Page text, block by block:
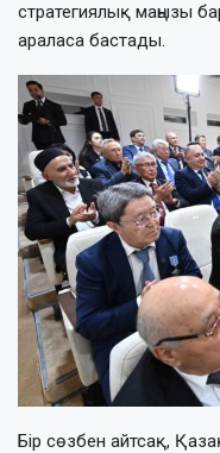
стратегиялық маңызы
араласа бастады.
Бір сөзбен айтсақ,